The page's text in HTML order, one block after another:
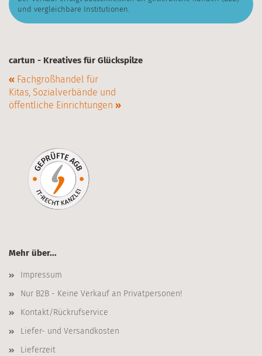
und vergleichbare Institutionen.
cartun - Kreatives für Glückspilze
« Fachgroßhandel für
Kitas, Sozialverbände und
öffentliche Einrichtungen »
Mehr über...
Impressum
Nur B2B - Keine Verkauf an Privatpersonen!
Kontakt/Rückrufservice
Liefer- und Versandkosten
Lieferzeit